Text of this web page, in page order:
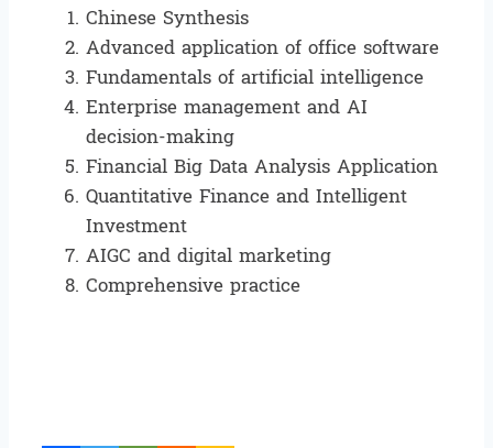
Chinese Synthesis
Advanced application of office software
Fundamentals of artificial intelligence
Enterprise management and AI
decision-making
Financial Big Data Analysis Application
Quantitative Finance and Intelligent
Investment
AIGC and digital marketing
Comprehensive practice